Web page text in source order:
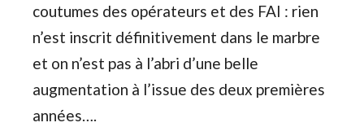
coutumes des opérateurs et des FAI : rien
n’est inscrit définitivement dans le marbre
et on n’est pas à l’abri d’une belle
augmentation à l’issue des deux premières
années….